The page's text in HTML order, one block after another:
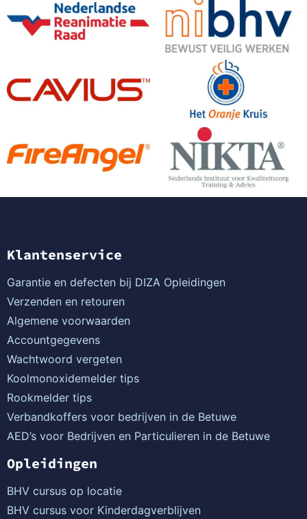
Klantenservice
Garantie en defecten bij DIZA Opleidingen
Verzenden en retouren
Algemene voorwaarden
Accountgegevens
Wachtwoord vergeten
Koolmonoxidemelder tips
Rookmelder tips
Verbandkoffers voor bedrijven in de Betuwe
AED’s voor Bedrijven en Particulieren in de Betuwe
Opleidingen
BHV cursus op locatie
BHV cursus voor Kinderdagverblijven